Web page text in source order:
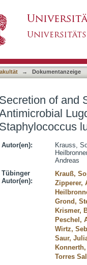
lugdunensis
→ Dokumentanzeige
Secretion of and
Staphylococcus
Autor(en):
Krauss,
Andreas
Tübinger
Autor(en):
Krauß,
Zipperer,
Grond,
Krismer,
Peschel,
Wirtz,
Saur,
Torres